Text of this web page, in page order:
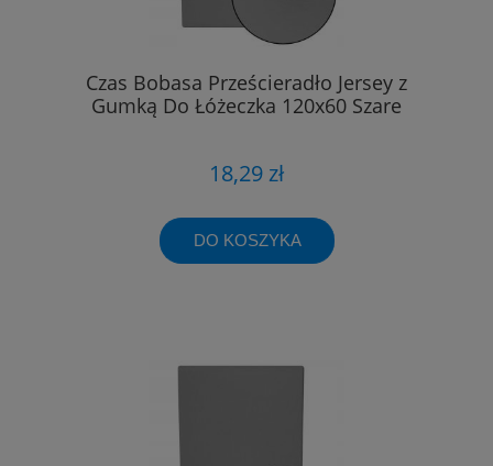
Czas Bobasa Prześcieradło Jersey z
Gumką Do Łóżeczka 120x60 Szare
18,29 zł
DO KOSZYKA